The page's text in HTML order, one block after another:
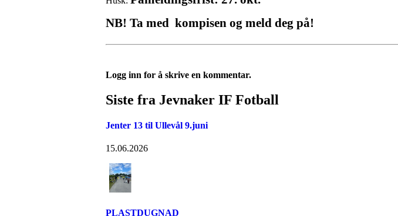
NB! Ta med kompisen og meld deg på!
Logg inn for å skrive en kommentar.
Siste fra Jevnaker IF Fotball
Jenter 13 til Ullevål 9.juni
15.06.2026
PLASTDUGNAD